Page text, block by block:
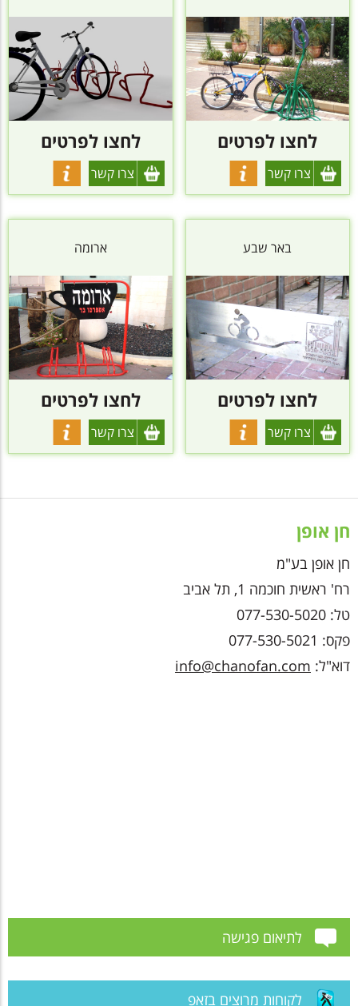
לחצו לפרטים
צרו קשר
לחצו לפרטים
צרו קשר
באר שבע
לחצו לפרטים
צרו קשר
ארומה
לחצו לפרטים
צרו קשר
חן אופן
חן אופן בע"מ
רח' ראשית חוכמה 1, תל אביב
טל: 077-530-5020
פקס: 077-530-5021
דוא"ל: info@chanofan.com
לתיאום פגישה
לקוחות מרוצים בזאפ